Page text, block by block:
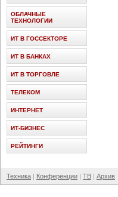
ОБЛАЧНЫЕ
ТЕХНОЛОГИИ
ИТ В ГОССЕКТОРЕ
ИТ В БАНКАХ
ИТ В ТОРГОВЛЕ
ТЕЛЕКОМ
ИНТЕРНЕТ
ИТ-БИЗНЕС
РЕЙТИНГИ
Техника Конференции ТВ Архив